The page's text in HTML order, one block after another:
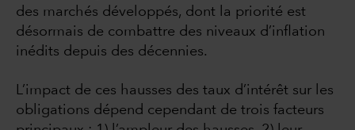
des marchés développés, dont la priorité est
désormais de combattre des niveaux d’inflation
inédits depuis des décennies.
L’impact de ces hausses des taux d’intérêt sur les
obligations dépend cependant de trois facteurs